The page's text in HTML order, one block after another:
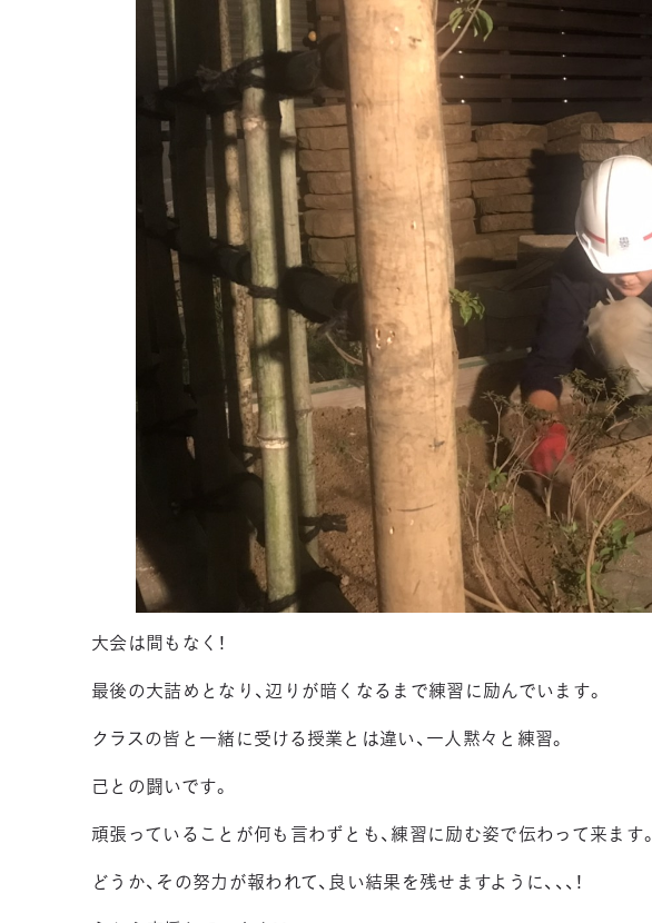
大会は間もなく！
最後の大詰めとなり、辺りが暗くなるまで練習に励んでいます。
クラスの皆と一緒に受ける授業とは違い、一人黙々と練習。
己との闘いです。
頑張っていることが何も言わずとも、練習に励む姿で伝わって来ます。
どうか、その努力が報われて、良い結果を残せますように、、、！